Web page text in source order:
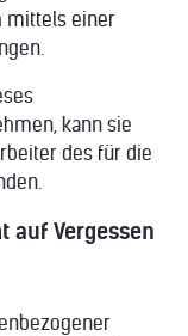
mittels einer
kann sie
des für die
auf Vergessen